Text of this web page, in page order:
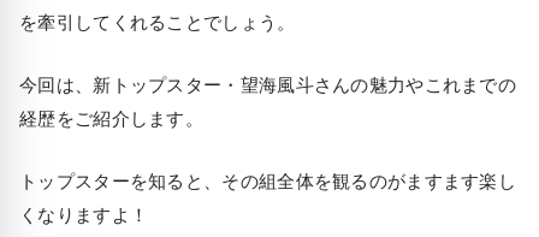
を牽引してくれることでしょう。
今回は、新トップスター・望海風斗さんの魅力やこれまでの
経歴をご紹介します。
トップスターを知ると、その組全体を観るのがますます楽し
くなりますよ！